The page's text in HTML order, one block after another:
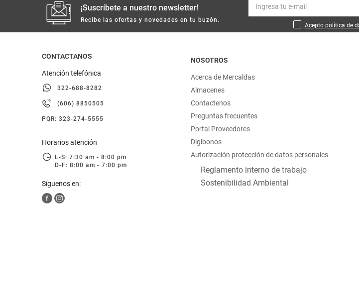
¡Suscríbete a nuestro newsletter!
Recibe las ofertas y novedades en tu buzón.
Acepto política de
CONTACTANOS
Atención telefónica
322-688-8282
(606) 8850505
PQR: 323-274-5555
Horarios atención
L-S: 7:30 am - 8:00 pm
D-F: 8:00 am - 7:00 pm
Síguenos en:
NOSOTROS
Acerca de Mercaldas
Almacenes
Contactenos
Preguntas frecuentes
Portal Proveedores
Digibonos
Autorización protección de datos personales
Reglamento interno de trabajo
Sostenibilidad Ambiental